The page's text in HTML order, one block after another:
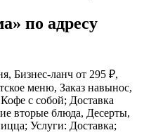
по адресу
Бизнес-ланч от 295 ₽,
меню, Заказ навынос,
с собой; Доставка
вторые блюда, Десерты,
Услуги: Доставка;